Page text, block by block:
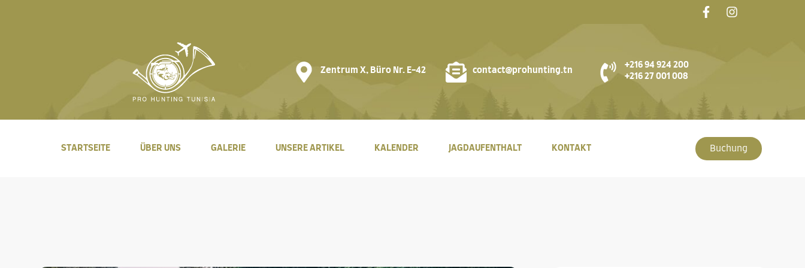
Zentrum X, Büro Nr. E-42 contact@prohunting.tn
+216 94 924 200
+216 27 001 008
STARTSEITE ÜBER UNS GALERIE UNSERE ARTIKEL KALENDER JAGDAUFENTHALT KONTAKT Buchung